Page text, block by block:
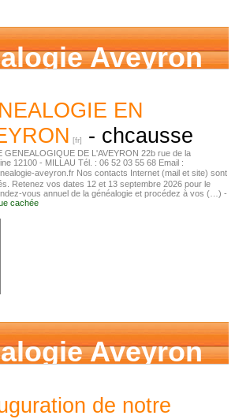
Aveyron
EN
- chcausse
GENEALOGIQUE DE L'AVEYRON 22b rue de la
12100 - MILLAU Tél. : 06 52 03 55 68 Email :
aveyron.fr Nos contacts Internet (mail et site) sont
Retenez vos dates 12 et 13 septembre 2026 pour le
vous annuel de la généalogie et procédez à vos (…) -
cachée
Aveyron
de notre